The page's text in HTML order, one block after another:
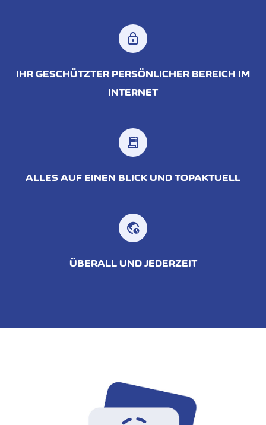
lock
IHR GESCHÜTZTER PERSÖNLICHER BEREICH IM
INTERNET
receipt_long
ALLES AUF EINEN BLICK UND TOPAKTUELL
ÜBERALL UND JEDERZEIT